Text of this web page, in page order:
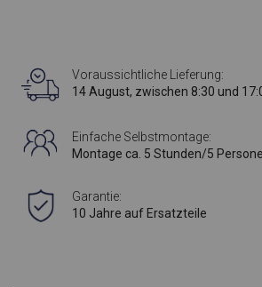
Voraussichtliche Lieferung:
14 August, zwischen 8:30 und
Einfache Selbstmontage:
Montage ca. 5 Stunden/5
Garantie:
10 Jahre auf Ersatzteile